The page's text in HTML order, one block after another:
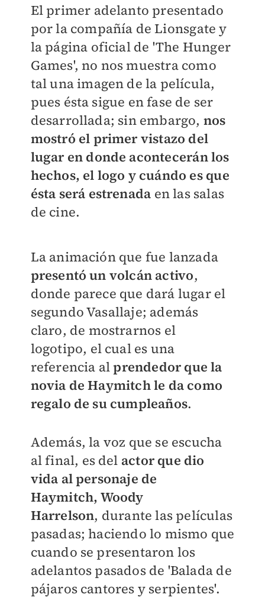
El primer adelanto presentado
por la compañía de Lionsgate y
la página oficial de 'The Hunger
Games', no nos muestra como
tal una imagen de la película,
pues ésta sigue en fase de ser
desarrollada; sin embargo, nos
mostró el primer vistazo del
lugar en donde acontecerán los
hechos, el logo y cuándo es que
ésta será estrenada en las salas
de cine.
La animación que fue lanzada
presentó un volcán activo,
donde parece que dará lugar el
segundo Vasallaje; además
claro, de mostrarnos el
logotipo, el cual es una
referencia alprendedor que la
novia de Haymitch le da como
regalo de su cumpleaños.
Además, la voz que se escucha
al final, es del actor que dio
vida al personaje de
Haymitch, Woody
Harrelson, durante las películas
pasadas; haciendo lo mismo que
cuando se presentaron los
adelantos pasados de 'Balada de
pájaros cantores y serpientes'.